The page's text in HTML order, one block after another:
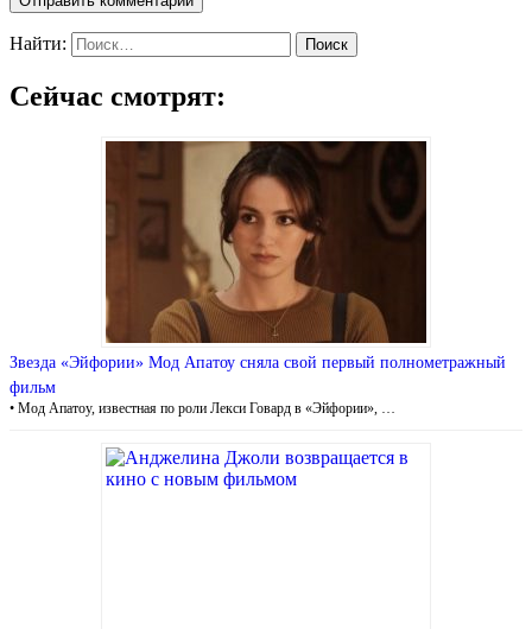
Найти:
Сейчас смотрят:
Звезда «Эйфории» Мод Апатоу сняла свой первый полнометражный
фильм
• Мод Апатоу, известная по роли Лекси Говард в «Эйфории», …